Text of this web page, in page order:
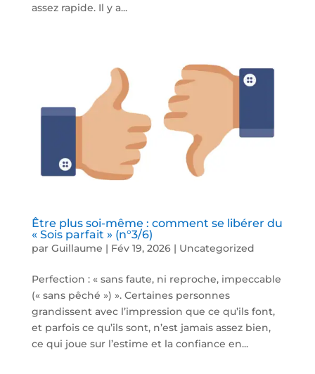
assez rapide. Il y a...
Être plus soi-même : comment se libérer du
« Sois parfait » (n°3/6)
par Guillaume | Fév 19, 2026| Uncategorized
Perfection : « sans faute, ni reproche, impeccable
(« sans pêché ») ». Certaines personnes
grandissent avec l’impression que ce qu’ils font,
et parfois ce qu’ils sont, n’est jamais assez bien,
ce qui joue sur l’estime et la confiance en...